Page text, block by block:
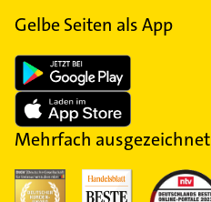
Gelbe Seiten als App
Mehrfach ausgezeichnet